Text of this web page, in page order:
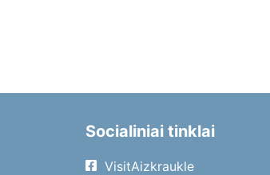
Socialiniai tinklai
VisitAizkraukle